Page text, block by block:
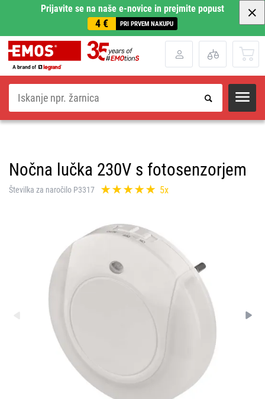
Prijavite se na naše e-novice in prejmite popust
4 € PRI PRVEM NAKUPU
Iskanje
Nočna lučka 230V s fotosenzorjem
Številka za naročilo P3317 5x